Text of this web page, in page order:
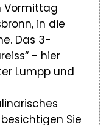
Vormittag
in die
Das 3-
- hier
Lumpp und
Sie